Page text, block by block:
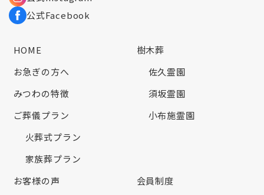
公式Facebook
HOME
お急ぎの方へ
みつわの特徴
ご葬儀プラン
火葬式プラン
家族葬プラン
樹木葬
佐久霊園
須坂霊園
小布施霊園
お客様の声
会員制度